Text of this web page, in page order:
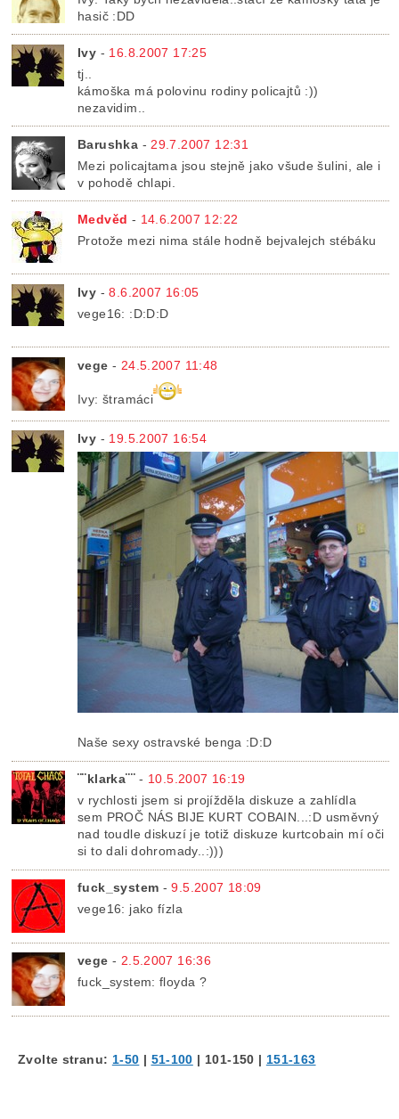
hasič :DD
Ivy - 16.8.2007 17:25
tj..
kámoška má polovinu rodiny policajtů :))
nezavidim..
Barushka - 29.7.2007 12:31
Mezi policajtama jsou stejně jako všude šulini, ale i
v pohodě chlapi.
Medvěd - 14.6.2007 12:22
Protože mezi nima stále hodně bejvalejch stébáku
Ivy -8.6.2007 16:05
vege16: :D:D:D
vege - 24.5.2007 11:48
Ivy: štramáci
Ivy - 19.5.2007 16:54
Naše sexy ostravské benga :D:D
¨¨klarka¨¨- 10.5.2007 16:19
v rychlosti jsem si projížděla diskuze a zahlídla
sem PROČ NÁS BIJE KURT COBAIN...:D usměvný
nad toudle diskuzí je totiž diskuze kurtcobain mí oči
si to dali dohromady..:)))
fuck_system -9.5.2007 18:09
vege16: jako fízla
vege - 2.5.2007 16:36
fuck_system: floyda ?
Zvolte stranu: 1-50 | 51-100 | 101-150 | 151-163